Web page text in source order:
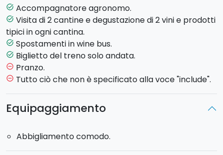
dalla stazione di Linguaglossa.
10:05 -Arrivo a Randazzoe trasferimento alle
cantine con il Wine Bus.
10:30 -Visita di un Borgo Storico
break.
12:00 -Visita della Prima Cantina:
degustazione di due vini e di prodotti locali.
degustazione di due vini e di prodotti locali.
16:00-Rientro.
Il treno dei vini dell'Etna è disponibile ogni
sabato.
task_alt Accompagnatore agronomo.
task_alt Visita di 2 cantine e degustazione di 2 vini e prodotti
tipici in ogni cantina.
task_alt Spostamenti in wine bus.
task_alt Biglietto del treno solo andata.
remove_circle_outline Pranzo.
remove_circle_outline Tutto ciò che non è specificato alla voce "include".
Equipaggiamento
Abbigliamento comodo.